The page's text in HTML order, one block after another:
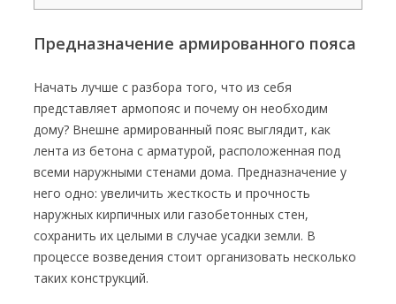
Предназначение армированного пояса
Начать лучше с разбора того, что из себя
представляет армопояс и почему он необходим
дому? Внешне армированный пояс выглядит, как
лента из бетона с арматурой, расположенная под
всеми наружными стенами дома. Предназначение у
него одно: увеличить жесткость и прочность
наружных кирпичных или газобетонных стен,
сохранить их целыми в случае усадки земли. В
процессе возведения стоит организовать несколько
таких конструкций.